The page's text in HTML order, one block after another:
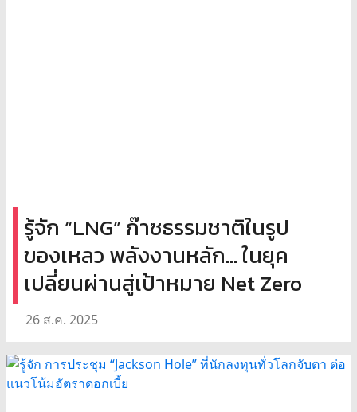
รู้จัก “LNG” ก๊าซธรรมชาติในรูป
ของเหลว พลังงานหลัก... ในยุค
เปลี่ยนผ่านสู่เป้าหมาย Net Zero
26 ส.ค. 2025